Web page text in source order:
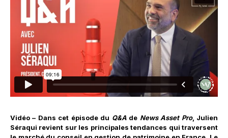
Vidéo – Dans cet épisode du Q&Ade News Asset Pro, Julien
Séraqui revient sur les principales tendances qui traversent